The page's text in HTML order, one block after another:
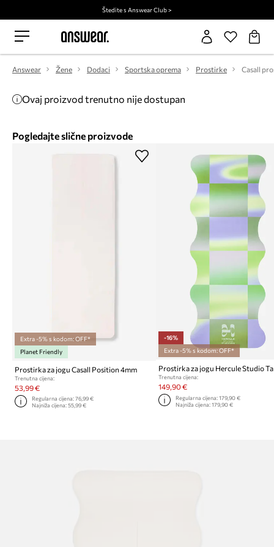
Štedite s Answear Club >
Answear Žene Dodaci Sportska oprema Prostirke
Ovaj proizvod trenutno nije dostupan
Pogledajte slične proizvode
Extra -5% s kodom: OFF*
Planet Friendly
Prostirka za jogu Casall Position 4mm
Trenutna cijena:
53,99 €
Regularna cijena:76,99 €
Najniža cijena:55,99 €
-16%
Extra -5% s kodom: OFF*
Trenutna cijena:
149,90 €
Regularna cijena: 179,90 €
Najniža cijena: 179,90 €